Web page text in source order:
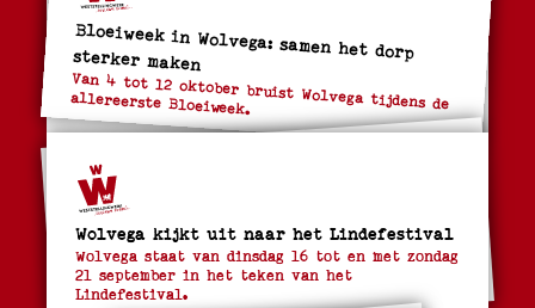
Bloeiweek in Wolvega: samen het dorp
sterker maken
Van 4 tot 12 oktober bruist Wolvega tijdens de
allereerste Bloeiweek.
Wolvega kijkt uit naar het Lindefestival
Wolvega staat van dinsdag 16 tot en met zondag
21 september in het teken van het
Lindefestival.